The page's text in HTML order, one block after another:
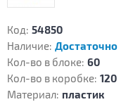
Код: 54850
Наличие: Достаточно
Кол-во в блоке: 60
Кол-во в коробке: 120
Материал: пластик